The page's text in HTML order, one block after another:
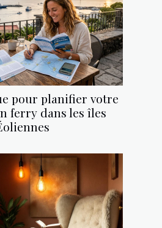
pour planifier votre
ferry dans les îles